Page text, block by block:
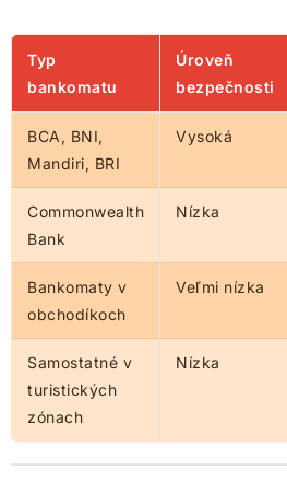
Typ
bankomatu
Úroveň
bezpečnosti
BCA, BNI,
Mandiri, BRI
Vysoká
Commonwealth
Bank
Nízka
Bankomaty v
obchodíkoch
Veľmi nízka
Samostatné v
turistických
zónach
Nízka